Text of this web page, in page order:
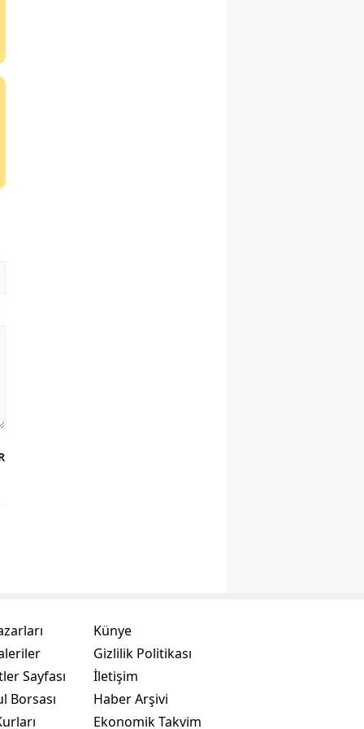
Sayfası
Borsası
Künye
Gizlilik Politikası
İletişim
Haber Arşivi
Ekonomik Takvim